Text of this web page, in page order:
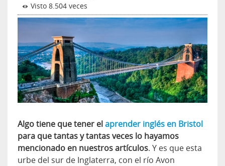
Visto 8.504 veces
Algo tiene que tener elaprender inglés en Bristol
para que tantas y tantas veces lo hayamos
mencionado en nuestros artículos. Y es que esta
urbe del sur de Inglaterra, con el río Avon